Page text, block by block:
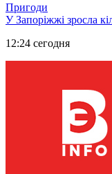
Пригоди
У Запоріжжі зросла
12:24 сегодня